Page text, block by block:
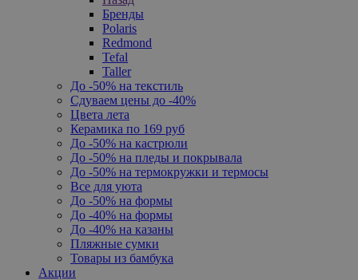
Бренды
Polaris
Redmond
Tefal
Taller
До -50% на текстиль
Сдуваем цены до -40%
Цвета лета
Керамика по 169 руб
До -50% на кастрюли
До -50% на пледы и покрывала
До -50% на термокружки и термосы
Все для уюта
До -50% на формы
До -40% на формы
До -40% на казаны
Пляжные сумки
Товары из бамбука
Акции